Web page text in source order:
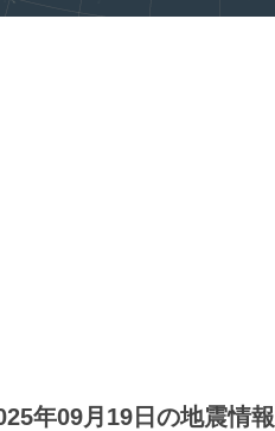
年09月19日の地震情報